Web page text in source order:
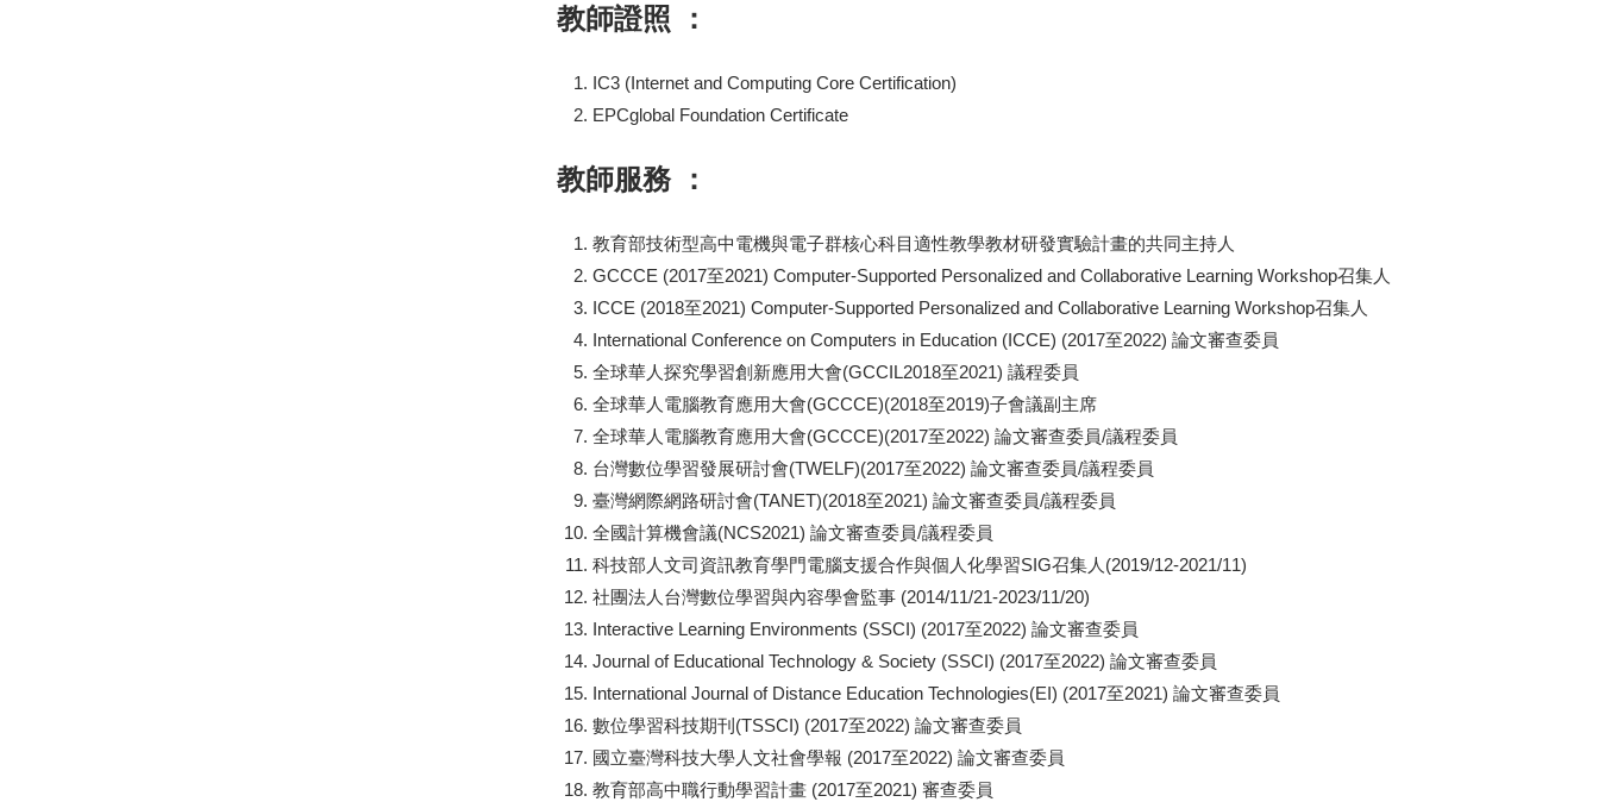
教師證照 ：
IC3 (Internet and Computing Core Certification)
EPCglobal Foundation Certificate
教師服務 ：
教育部技術型高中電機與電子群核心科目適性教學教材研發實驗計畫的共同主持人
GCCCE (2017至2021) Computer-Supported Personalized and Collaborative Learning Workshop召集人
ICCE (2018至2021) Computer-Supported Personalized and Collaborative Learning Workshop召集人
International Conference on Computers in Education (ICCE) (2017至2022) 論文審查委員
全球華人探究學習創新應用大會(GCCIL2018至2021) 議程委員
全球華人電腦教育應用大會(GCCCE)(2018至2019)子會議副主席
全球華人電腦教育應用大會(GCCCE)(2017至2022) 論文審查委員/議程委員
台灣數位學習發展研討會(TWELF)(2017至2022) 論文審查委員/議程委員
臺灣網際網路研討會(TANET)(2018至2021) 論文審查委員/議程委員
全國計算機會議(NCS2021) 論文審查委員/議程委員
科技部人文司資訊教育學門電腦支援合作與個人化學習SIG召集人(2019/12-2021/11)
社團法人台灣數位學習與內容學會監事 (2014/11/21-2023/11/20)
Interactive Learning Environments (SSCI) (2017至2022) 論文審查委員
Journal of Educational Technology & Society (SSCI) (2017至2022) 論文審查委員
International Journal of Distance Education Technologies(EI) (2017至2021) 論文審查委員
數位學習科技期刊(TSSCI) (2017至2022) 論文審查委員
國立臺灣科技大學人文社會學報 (2017至2022) 論文審查委員
教育部高中職行動學習計畫 (2017至2021) 審查委員